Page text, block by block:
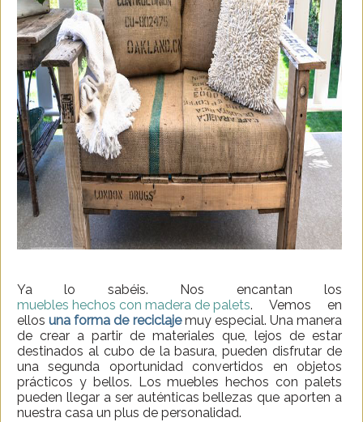
Ya lo sabéis. Nos encantan los
muebles hechos con madera de palets. Vemos en
ellosuna forma de reciclajemuy especial. Una manera
de crear a partir de materiales que, lejos de estar
destinados al cubo de la basura, pueden disfrutar de
una segunda oportunidad convertidos en objetos
prácticos y bellos. Los muebles hechos con palets
pueden llegar a ser auténticas bellezas que aporten a
nuestra casa un plus de personalidad.